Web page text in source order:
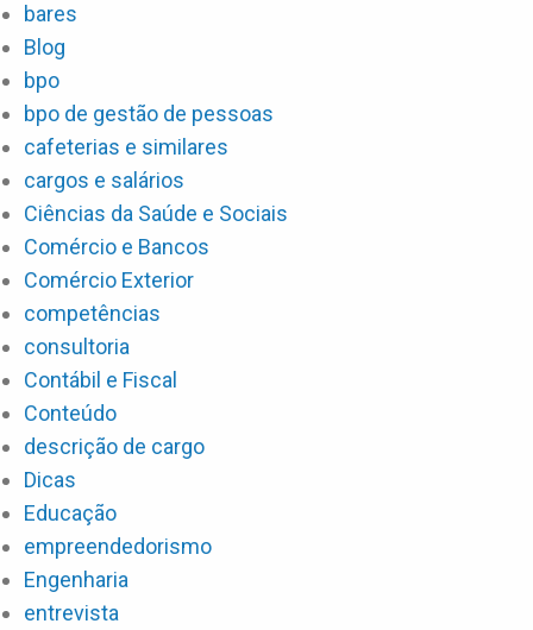
bares
Blog
bpo
bpo de gestão de pessoas
cafeterias e similares
cargos e salários
Ciências da Saúde e Sociais
Comércio e Bancos
Comércio Exterior
competências
consultoria
Contábil e Fiscal
Conteúdo
descrição de cargo
Dicas
Educação
empreendedorismo
Engenharia
entrevista